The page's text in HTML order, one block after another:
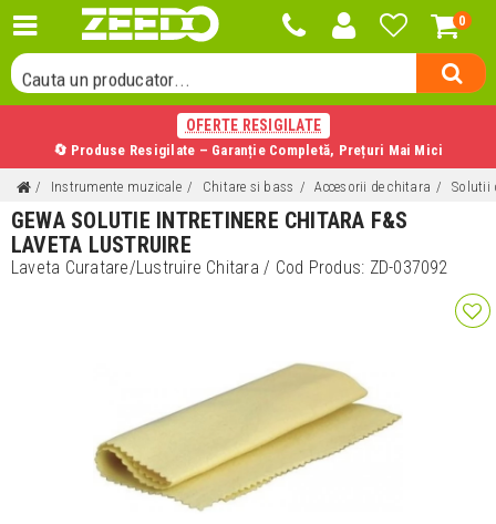
0
Cauta o categorie...
Cauta un producator...
Cauta un produs...
OFERTE RESIGILATE
🔄 Produse Resigilate – Garanție Completă, Prețuri Mai Mici
Instrumente muzicale Chitare si bass Accesorii de chitara Solutii
GEWA SOLUTIE INTRETINERE CHITARA F&S
LAVETA LUSTRUIRE
Laveta Curatare/Lustruire Chitara/ Cod Produs: ZD-037092